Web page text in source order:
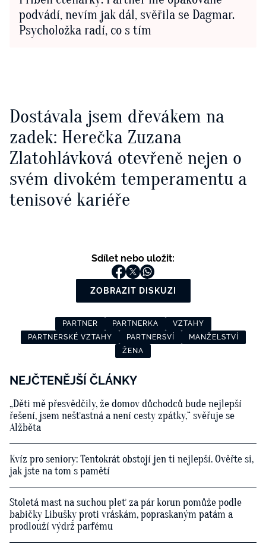
podvádí, nevím jak dál, svěřila se Dagmar.
Psycholožka radí, co s tím
Dostávala jsem dřevákem na
zadek: Herečka Zuzana
Zlatohlávková otevřeně nejen o
svém divokém temperamentu a
tenisové kariéře
Sdílet nebo uložit:
ZOBRAZIT DISKUZI
PARTNER PARTNERKA
VZTAHY
PARTNERSKÉ VZTAHY
PARTNERSVÍ
MANŽELSTVÍ
ŽENA
NEJČTENĚJŠÍ ČLÁNKY
„Děti mě přesvědčily, že domov důchodců bude nejlepší
řešení, jsem nešťastná a není cesty zpátky,“ svěřuje se
Alžběta
Kvíz pro seniory: Tentokrát obstojí jen ti nejlepší. Ověřte si,
jak jste na tom s pamětí
Stoletá mast na suchou pleť za pár korun pomůže podle
babičky Libušky proti vráskám, popraskaným patám a
prodlouží výdrž parfému